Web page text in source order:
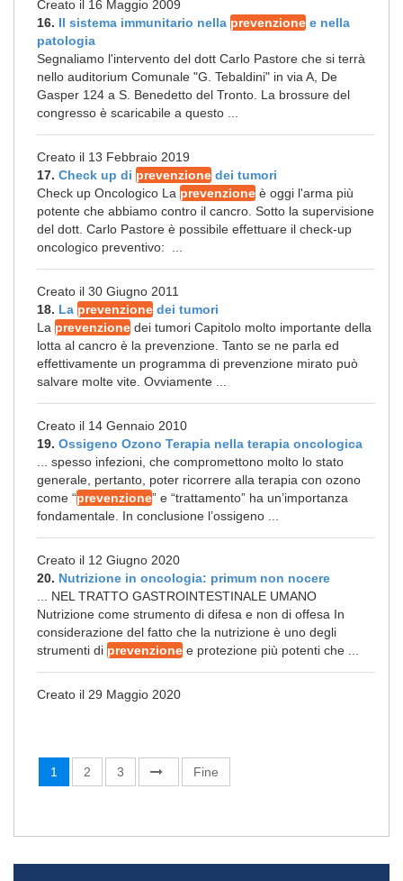
Creato il 16 Maggio 2009
16. Il sistema immunitario nella prevenzione e nella
patologia
Segnaliamo l'intervento del dott Carlo Pastore che si terrà
nello auditorium Comunale "G. Tebaldini" in via A, De
Gasper 124 a S. Benedetto del Tronto. La brossure del
congresso è scaricabile a questo ...
Creato il 13 Febbraio 2019
17. Check up di prevenzione dei tumori
Check up Oncologico La prevenzione è oggi l'arma più
potente che abbiamo contro il cancro. Sotto la supervisione
del dott. Carlo Pastore è possibile effettuare il check-up
oncologico preventivo: ...
Creato il 30 Giugno 2011
18. La prevenzione dei tumori
La prevenzione dei tumori Capitolo molto importante della
lotta al cancro è la prevenzione. Tanto se ne parla ed
effettivamente un programma di prevenzione mirato può
salvare molte vite. Ovviamente ...
Creato il 14 Gennaio 2010
19. Ossigeno Ozono Terapia nella terapia oncologica
... spesso infezioni, che compromettono molto lo stato
generale, pertanto, poter ricorrere alla terapia con ozono
come “prevenzione” e “trattamento” ha un’importanza
fondamentale. In conclusione l’ossigeno ...
Creato il 12 Giugno 2020
20. Nutrizione in oncologia: primum non nocere
... NEL TRATTO GASTROINTESTINALE UMANO
Nutrizione come strumento di difesa e non di offesa In
considerazione del fatto che la nutrizione è uno degli
strumenti di prevenzione e protezione più potenti che ...
Creato il 29 Maggio 2020
1 2 3 Fine